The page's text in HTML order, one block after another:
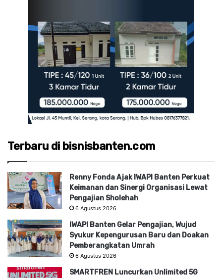
Terbaru di bisnisbanten.com
Renny Fonda Ajak IWAPI Banten Perkuat
Keimanan dan Sinergi Organisasi Lewat
Pengajian Sholehah
6 Agustus 2026
IWAPI Banten Gelar Pengajian, Wujud
Syukur Kepengurusan Baru dan Doakan
Pemberangkatan Umrah
6 Agustus 2026
SMARTFREN Luncurkan Unlimited 5G